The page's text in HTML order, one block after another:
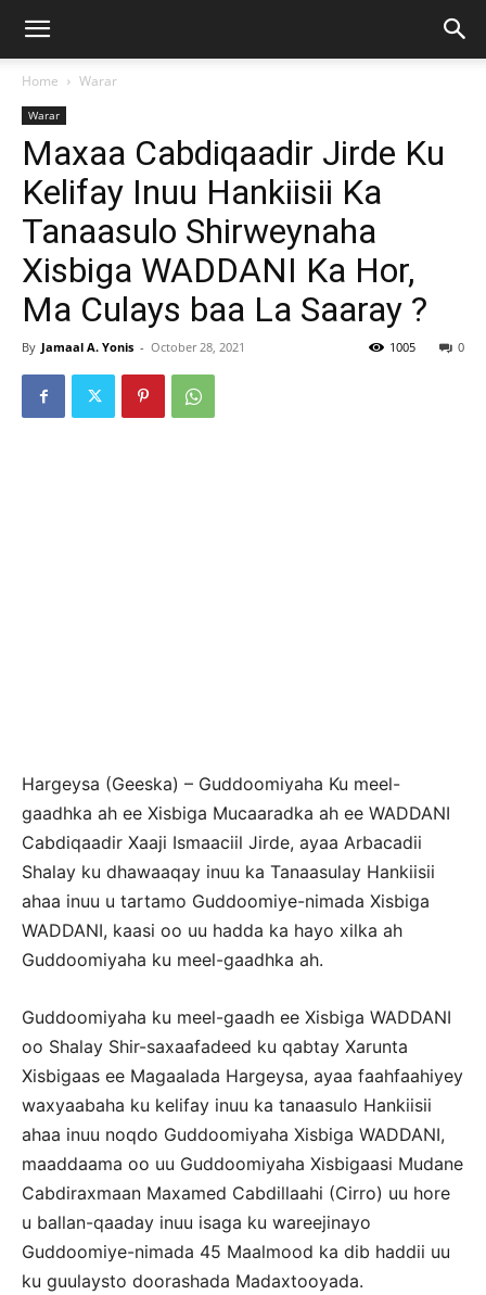
Home Warar
Warar
Maxaa Cabdiqaadir Jirde Ku
Kelifay Inuu Hankiisii Ka
Tanaasulo Shirweynaha
Xisbiga WADDANI Ka Hor,
Ma Culays baa La Saaray ?
By Jamaal A. Yonis - October 28, 2021 0
1005
Hargeysa (Geeska) – Guddoomiyaha Ku meel-
gaadhka ah ee Xisbiga Mucaaradka ah ee WADDANI
Cabdiqaadir Xaaji Ismaaciil Jirde, ayaa Arbacadii
Shalay ku dhawaaqay inuu ka Tanaasulay Hankiisii
ahaa inuu u tartamo Guddoomiye-nimada Xisbiga
WADDANI, kaasi oo uu hadda ka hayo xilka ah
Guddoomiyaha ku meel-gaadhka ah.
Guddoomiyaha ku meel-gaadh ee Xisbiga WADDANI
oo Shalay Shir-saxaafadeed ku qabtay Xarunta
Xisbigaas ee Magaalada Hargeysa, ayaa faahfaahiyey
waxyaabaha ku kelifay inuu ka tanaasulo Hankiisii
ahaa inuu noqdo Guddoomiyaha Xisbiga WADDANI,
maaddaama oo uu Guddoomiyaha Xisbigaasi Mudane
Cabdiraxmaan Maxamed Cabdillaahi (Cirro) uu hore
u ballan-qaaday inuu isaga ku wareejinayo
Guddoomiye-nimada 45 Maalmood ka dib haddii uu
ku guulaysto doorashada Madaxtooyada.